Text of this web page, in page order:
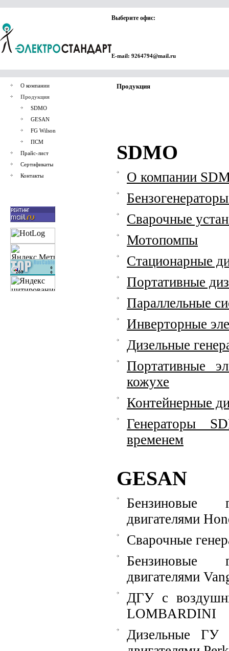
Выберите офис:
E-mail: 9264794@mail.ru
О компании
Продукция
SDMO
GESAN
FG Wilson
ПСМ
Прайс-лист
Сертификаты
Контакты
Продукция
SDMO
О компании
Сварочные
Мотопомпы
Стационарные
Портативные
Параллельные
Инверторные
Дизельные
Портативные
кожухе
Контейнерные
Генераторы
временем
GESAN
Бензиновые
двигателями
Сварочные
Бензиновые
двигателями
ДГУ с
LOMBARDINI
Дизельные ГУ